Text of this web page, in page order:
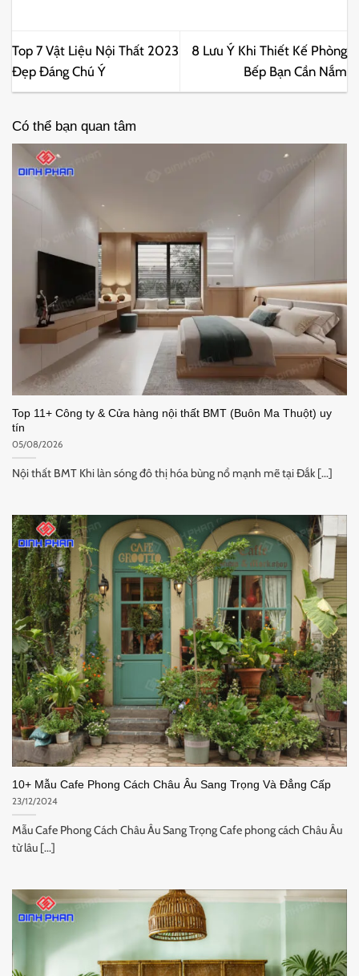
Top 7 Vật Liệu Nội Thất 2023
Đẹp Đáng Chú Ý
8 Lưu Ý Khi Thiết Kế Phòng
Bếp Bạn Cần Nắm
Có thể bạn quan tâm
Top 11+ Công ty & Cửa hàng nội thất BMT (Buôn Ma Thuột) uy
tín
05/08/2026
Nội thất BMT Khi làn sóng đô thị hóa bùng nổ mạnh mẽ tại Đắk [...]
10+ Mẫu Cafe Phong Cách Châu Âu Sang Trọng Và Đẳng Cấp
23/12/2024
Mẫu Cafe Phong Cách Châu Âu Sang Trọng Cafe phong cách Châu Âu
từ lâu [...]